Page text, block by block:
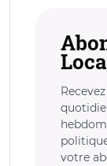
votre